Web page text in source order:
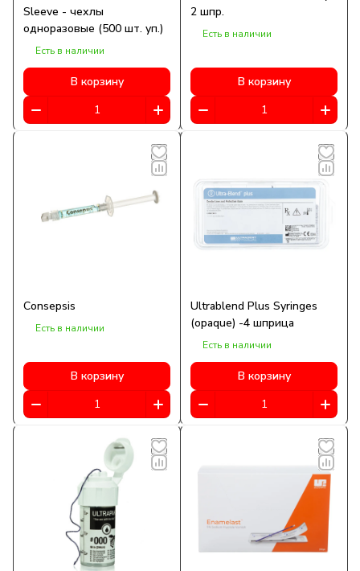
улучшению здоровья полости рта сделала
Ultradent невероятной компанией, которой
она является сегодня.
Предлагаем товары Ультрадент на нашем
официальном сайте.
Sleeve - чехлы
одноразовые (500 шт. уп.)
Есть в наличии
В корзину
2 шпр.
Есть в наличии
В корзину
Consepsis
Есть в наличии
В корзину
Ultrablend Plus Syringes
(opaque) -4 шприца
Есть в наличии
В корзину